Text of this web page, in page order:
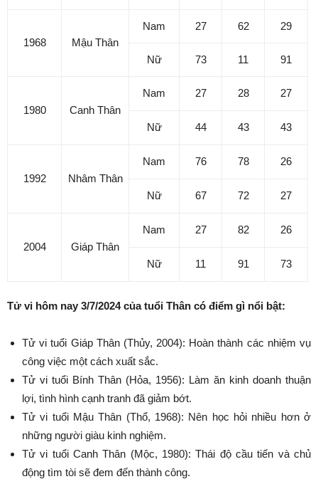
1968 Mậu Thân
Nam 27 62 29
Nữ 73 11 91
1980 Canh Thân
Nam 27 28 27
Nữ 44 43 43
1992 Nhâm Thân
Nam 76 78 26
Nữ 67 72 27
2004 Giáp Thân
Nam 27 82 26
Nữ 11 91 73
Tử vi hôm nay 3/7/2024 của tuổi Thân có điểm gì nổi bật:
Tử vi tuổi Giáp Thân (Thủy, 2004): Hoàn thành các nhiệm vụ
công việc một cách xuất sắc.
Tử vi tuổi Bính Thân (Hỏa, 1956): Làm ăn kinh doanh thuận
lợi, tình hình cạnh tranh đã giảm bớt.
Tử vi tuổi Mậu Thân (Thổ, 1968): Nên học hỏi nhiều hơn ở
những người giàu kinh nghiệm.
Tử vi tuổi Canh Thân (Mộc, 1980): Thái độ cầu tiến và chủ
động tìm tòi sẽ đem đến thành công.